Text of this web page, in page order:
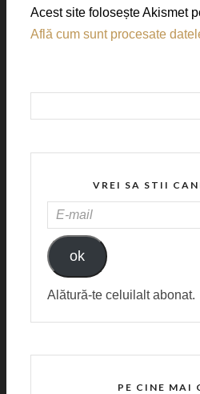
Acest site folosește Akismet
Află cum sunt procesate
VREI SA STII
MAIL
ok
Alătură-te celuilalt abonat.
PE CINE MAI